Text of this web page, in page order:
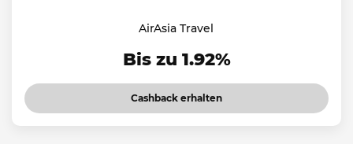
AirAsia Travel
Bis zu 1.92%
Cashback erhalten